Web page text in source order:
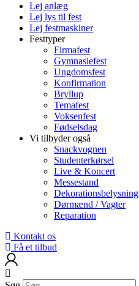
Lej anlæg
Lej lys til fest
Lej festmaskiner
Festtyper
Firmafest
Gymnasiefest
Ungdomsfest
Konfirmation
Bryllup
Temafest
Voksenfest
Fødselsdag
Vi tilbyder også
Snackvognen
Studenterkørsel
Live & Koncert
Messestand
Dekorationsbelysning
Dørmænd / Vagter
Reparation
Kontakt os
Få et tilbud